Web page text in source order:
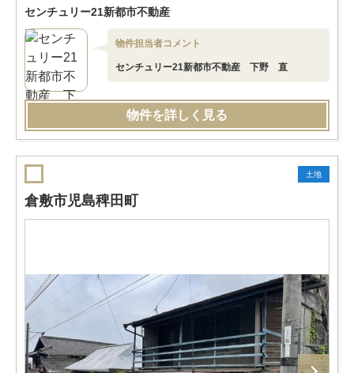
センチュリー21新都市不動産
物件担当者コメント
センチュリー21新都市不動産 下野 直
物件を詳しく見る
土地
倉敷市児島稗田町